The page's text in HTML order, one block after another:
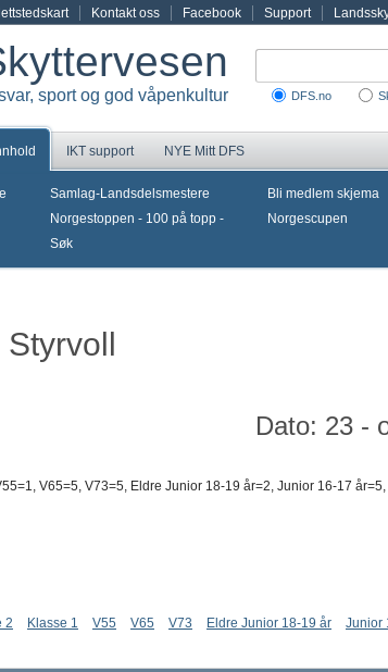
Kontakt oss Facebook Support
sport og god våpenkultur DFS.no
IKT support NYE Mitt DFS
Samlag-Landsdelsmestere
Norgestoppen - 100 på topp -
Søk
Bli medlem skjema
Norgescupen
Dato: 23 -
V65=5, V73=5, Eldre Junior 18-19 år=2, Junior 16-17
2 Klasse 1 V55 V65 V73 Eldre Junior 18-19 år Junior